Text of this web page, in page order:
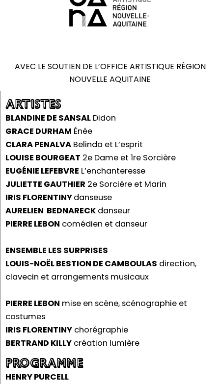
AVEC LE SOUTIEN DE L’OFFICE ARTISTIQUE RÉGION
NOUVELLE AQUITAINE
ARTISTES
BLANDINE DE SANSAL Didon
GRACE DURHAM Énée
CLARA PENALVA Belinda et L’esprit
LOUISE BOURGEAT 2e Dame et 1re Sorcière
EUGÉNIE LEFEBVRE L’enchanteresse
JULIETTE GAUTHIER 2e Sorcière et Marin
IRIS FLORENTINYdanseuse
AURELIEN BEDNARECK danseur
PIERRE LEBON comédien et danseur
ENSEMBLE LES SURPRISES
LOUIS-NOËL BESTION DE CAMBOULAS direction,
clavecin et arrangements musicaux
PIERRE LEBON mise en scène, scénographie et
costumes
IRIS FLORENTINY chorégraphie
BERTRAND KILLY création lumière
PROGRAMME
HENRY PURCELL